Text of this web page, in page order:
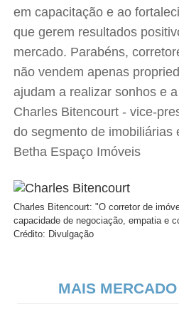
em capacitação e ao
que gerem resultados
mercado. Parabéns,
não vendem apenas
ajudam a realizar sonhos e
Charles Bitencourt - vice-
do segmento de imobiliárias
Betha Espaço Imóveis
Charles Bitencourt: "O corretor de
capacidade de negociação, empatia e
Crédito: Divulgação
MAIS